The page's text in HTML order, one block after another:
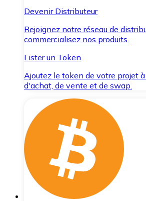
Devenir Distributeur
Rejoignez notre réseau de
commercialisez nos produits.
Lister un Token
Ajoutez le token de votre projet
d'achat, de vente et de swap.